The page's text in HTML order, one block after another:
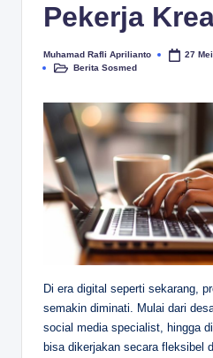
Pekerja
Posted
by
Muhamad Rafli Aprilianto 27
PostedBerita Sosmed
Di era digital seperti sekarang,
semakin diminati. Mulai dari
social media specialist, hingga
bisa dikerjakan secara fleksibel